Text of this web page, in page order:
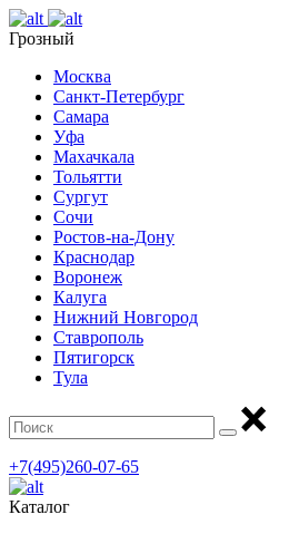
Грозный
Москва
Санкт-Петербург
Самара
Уфа
Махачкала
Тольятти
Сургут
Сочи
Ростов-на-Дону
Краснодар
Воронеж
Калуга
Нижний Новгород
Ставрополь
Пятигорск
Тула
+7(495)260-07-65
Каталог